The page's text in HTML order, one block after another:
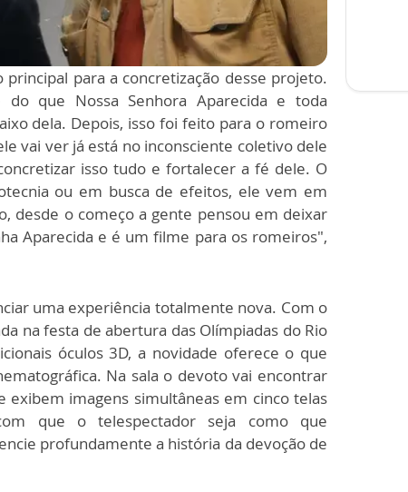
para a concretização desse projeto.
que Nossa Senhora Aparecida e toda
dela. Depois, isso foi feito para o romeiro
vai ver já está no inconsciente coletivo dele
isso tudo e fortalecer a fé dele. O
ou em busca de efeitos, ele vem em
desde o começo a gente pensou em deixar
Aparecida e é um filme para os romeiros",
uma experiência totalmente nova. Com o
na festa de abertura das Olímpiadas do Rio
óculos 3D, a novidade oferece o que
Na sala o devoto vai encontrar
imagens simultâneas em cinco telas
que o telespectador seja como que
profundamente a história da devoção de